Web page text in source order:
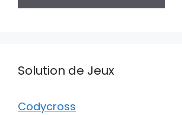
Solution de Jeux
Codycross